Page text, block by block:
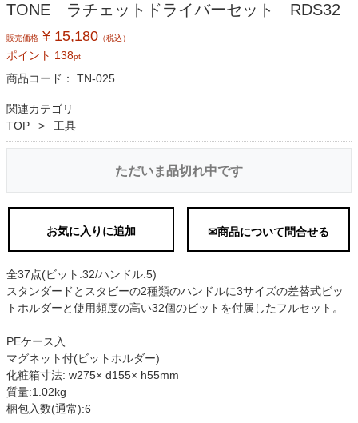
TONE ラチェットドライバーセット RDS32
販売価格 ¥ 15,180 （税込）
ポイント 138pt
商品コード： TN-025
関連カテゴリ
TOP
工具
ただいま品切れ中です
お気に入りに追加 ✉商品について問合せる
全37点(ビット:32/ハンドル:5)
スタンダードとスタビーの2種類のハンドルに3サイズの差替式ビッ
トホルダーと使用頻度の高い32個のビットを付属したフルセット。
PEケース入
マグネット付(ビットホルダー)
化粧箱寸法: w275× d155× h55mm
質量:1.02kg
梱包入数(通常):6